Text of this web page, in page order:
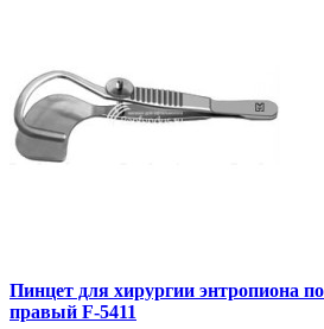
Пинцет для хирургии энтропиона
правый F-5411